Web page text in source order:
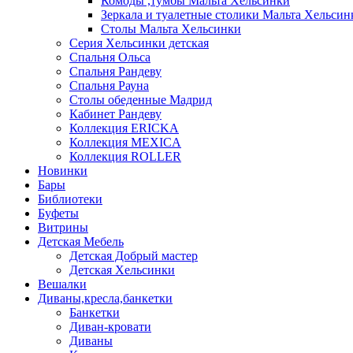
Зеркала и туалетные столики Мальта
Столы Мальта Хельсинки
Серия Хельсинки детская
Спальня Ольса
Спальня Рандеву
Спальня Рауна
Столы обеденные Мадрид
Кабинет Рандеву
Коллекция ERICKA
Коллекция MEXICA
Коллекция ROLLER
Новинки
Бары
Библиотеки
Буфеты
Витрины
Детская Мебель
Детская Добрый мастер
Детская Хельсинки
Вешалки
Диваны,кресла,банкетки
Банкетки
Диван-кровати
Диваны